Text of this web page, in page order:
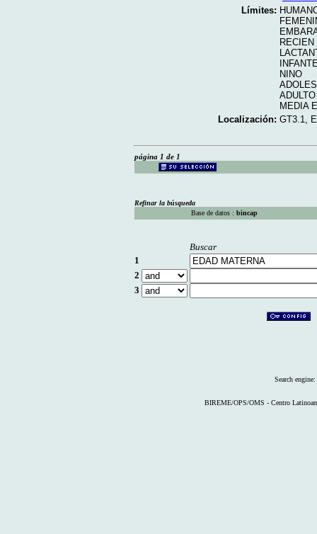
Límites:
NINO
ADULTO
MEDIA
Localización: GT3.1,
página 1 de 1
Refinar la búsqueda
Base de datos : bincap
Buscar
1
2
3
Search engine:
BIREME/OPS/OMS - Centro